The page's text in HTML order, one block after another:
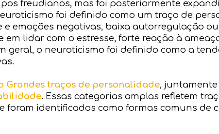
freudianos, mas foi posteriormente
foi definido como um traço de
emoções negativas, baixa autorregulação
lidar com o estresse, forte reação à
geral, o neuroticismo foi definido como a
Grandes traços de personalidade, juntamente
. Essas categorias amplas refletem
foram identificados como formas comuns de